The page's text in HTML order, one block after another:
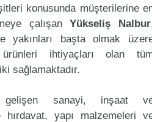
konusunda müşterilerine
çalışanYükseliş Nalbur
yakınları başta olmak
ihtiyaçları olan
sağlamaktadır.
gelişen sanayi, inşaat
hırdavat, yapı malzemeleri